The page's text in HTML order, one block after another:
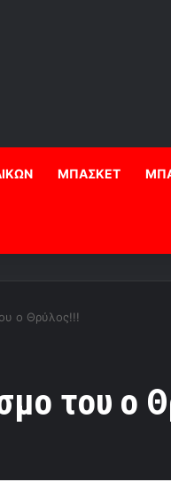
ΜΠΑΣΚΕΤ
ο Θρύλος!!!
του ο